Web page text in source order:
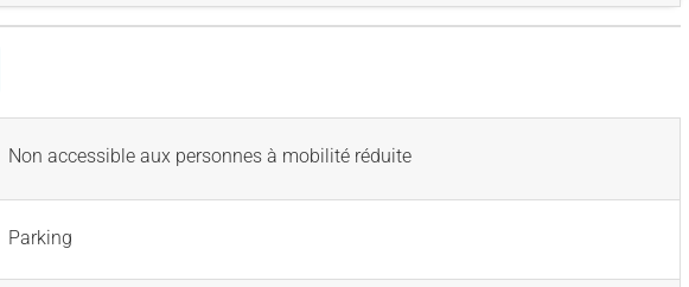
Non accessible aux personnes à mobilité réduite
Parking